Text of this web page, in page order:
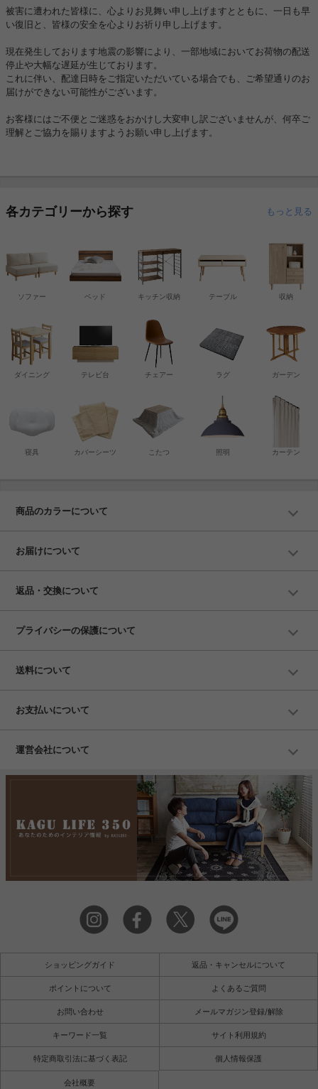
被害に遭われた皆様に、心よりお見舞い申し上げますとともに、一日も早
い復旧と、皆様の安全を心よりお祈り申し上げます。
現在発生しております地震の影響により、一部地域においてお荷物の配送
停止や大幅な遅延が生じております。
これに伴い、配達日時をご指定いただいている場合でも、ご希望通りのお
届けができない可能性がございます。
お客様にはご不便とご迷惑をおかけし大変申し訳ございませんが、何卒ご
理解とご協力を賜りますようお願い申し上げます。
各カテゴリーから探す もっと見る
ソファー ベッド 収納
キッチン収納
寝具 カバーシーツ
チェアー
テーブル
こたつ
テレビ台
ダイニング ラグ
カーテン
照明
ガーデン
商品のカラーについて
お届けについて
返品・交換について
プライバシーの保護について
送料について
お支払いについて
運営会社について
ショッピングガイド 返品・キャンセルについて
ポイントについて よくあるご質問
お問い合わせ メールマガジン登録/解除
キーワード一覧 サイト利用規約
特定商取引法に基づく表記 個人情報保護
会社概要